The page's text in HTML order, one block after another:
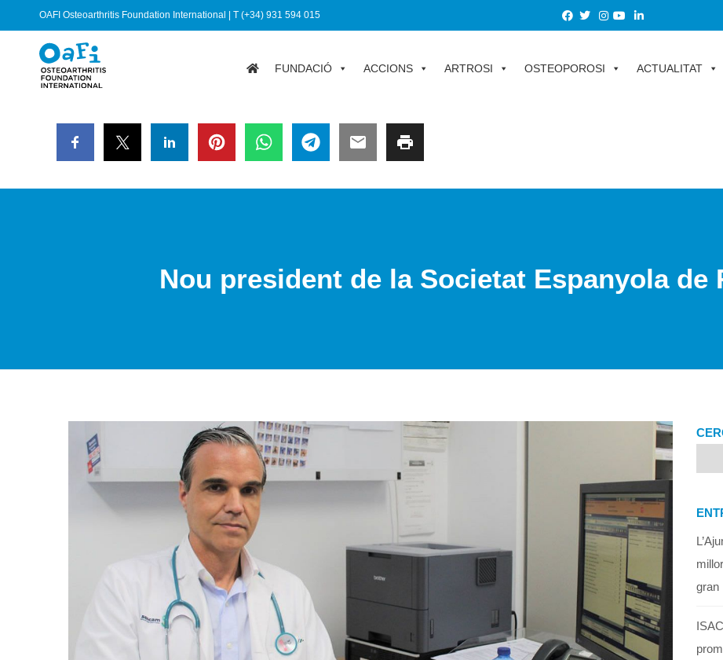
OAFI Osteoarthritis Foundation International | T (+34) 931 594 015
FUNDACIÓ ACCIONS ARTROSI OSTEOPOROSI ACTUALITAT
Nou president de la Societat Espanyola de
gran